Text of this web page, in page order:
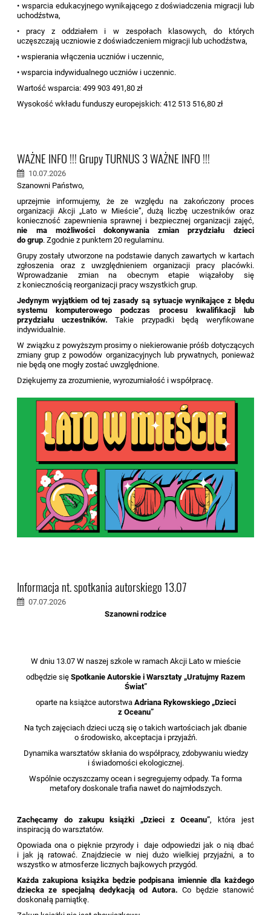
• wsparcia edukacyjnego wynikającego z doświadczenia migracji lub
uchodźstwa,
• pracy z oddziałem i w zespołach klasowych, do których
uczęszczają uczniowie z doświadczeniem migracji lub uchodźstwa,
• wspierania włączenia uczniów i uczennic,
• wsparcia indywidualnego uczniów i uczennic.
Wartość wsparcia: 499 903 491,80 zł
Wysokość wkładu funduszy europejskich: 412 513 516,80 zł
WAŻNE INFO !!! Grupy TURNUS 3 WAŻNE INFO !!!
10.07.2026
Szanowni Państwo,
uprzejmie informujemy, że ze względu na zakończony proces
organizacji Akcji „Lato w Mieście”, dużą liczbę uczestników oraz
konieczność zapewnienia sprawnej i bezpiecznej organizacji zajęć,
nie ma możliwości dokonywania zmian przydziału dzieci
do grup. Zgodnie z punktem 20 regulaminu.
Grupy zostały utworzone na podstawie danych zawartych w kartach
zgłoszenia oraz z uwzględnieniem organizacji pracy placówki.
Wprowadzanie zmian na obecnym etapie wiązałoby się
z koniecznością reorganizacji pracy wszystkich grup.
Jedynym wyjątkiem od tej zasady są sytuacje wynikające z błędu
systemu komputerowego podczas procesu kwalifikacji lub
przydziału uczestników. Takie przypadki będą weryfikowane
indywidualnie.
W związku z powyższym prosimy o niekierowanie próśb dotyczących
zmiany grup z powodów organizacyjnych lub prywatnych, ponieważ
nie będą one mogły zostać uwzględnione.
Dziękujemy za zrozumienie, wyrozumiałość i współpracę.
Informacja nt. spotkania autorskiego 13.07
07.07.2026
Szanowni rodzice
W dniu 13.07 W naszej szkole w ramach Akcji Lato w mieście
odbędzie się Spotkanie Autorskie i Warsztaty „Uratujmy Razem
Świat”
oparte na książce autorstwa Adriana Rykowskiego „Dzieci
z Oceanu”
Na tych zajęciach dzieci uczą się o takich wartościach jak dbanie
o środowisko, akceptacja i przyjaźń.
Dynamika warsztatów skłania do współpracy, zdobywaniu wiedzy
i świadomości ekologicznej.
Wspólnie oczyszczamy ocean i segregujemy odpady. Ta forma
metafory doskonale trafia nawet do najmłodszych.
Zachęcamy do zakupu książki „Dzieci z Oceanu”, która jest
inspiracją do warsztatów.
Opowiada ona o pięknie przyrody i daje odpowiedzi jak o nią dbać
i jak ją ratować. Znajdziecie w niej dużo wielkiej przyjaźni, a to
wszystko w atmosferze licznych bajkowych przygód.
Każda zakupiona książka będzie podpisana imiennie dla każdego
dziecka ze specjalną dedykacją od Autora.Co będzie stanowić
doskonałą pamiątkę.